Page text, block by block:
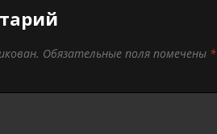
Обязательные поля помечены *